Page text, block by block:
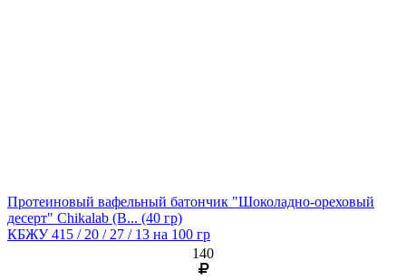
Протеиновый вафельный батончик "Шоколадно-ореховый
десерт" Chikalab (B... (40 гр)
КБЖУ 415 / 20 / 27 / 13 на 100 гр
140